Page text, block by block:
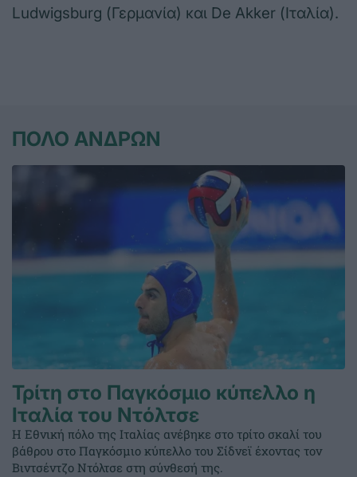
Ludwigsburg (Γερμανία) και De Akker (Ιταλία).
ΠΟΛΟ ΑΝΔΡΩΝ
Τρίτη στο Παγκόσμιο κύπελλο η
Ιταλία του Ντόλτσε
Η Εθνική πόλο της Ιταλίας ανέβηκε στο τρίτο σκαλί του
βάθρου στο Παγκόσμιο κύπελλο του Σίδνεϊ έχοντας τον
Βιντσέντζο Ντόλτσε στη σύνθεσή της.